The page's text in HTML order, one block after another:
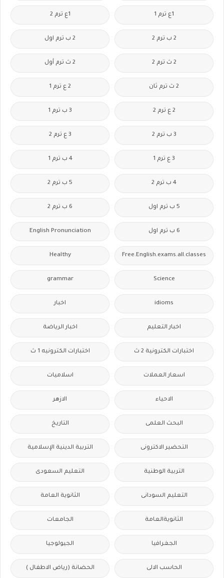
1ع ترم 1 1ع ترم 2
2 ب ترم 2 2 ب ترم اول
2 ث ترم 2 2 ث ترم أول
2 ث ترم ثان 2 ع ترم 1
2 ع ترم 2 3 ب ترم 1
3 ب ترم 2 3 ع ترم 2
3 ع ترم 1 4 ب ترم 1
4 ب ترم 2 5 ب ترم 2
5 ب ترم اول 6 ب ترم 2
6 ب ترم اول English Pronunciation
Free.English.exams.all.classes
Healthy
Science
grammar
idioms اخبار
اخبار التعليم اخبار الرياضة
اختبارات الكترونية 2 ث اختبارات الكترونيه 1 ث
اسعار العملات اسلاميات
الاحياء الازهر
البحث العلمى التاريخ
التحضير الاكترونى التربية الدينية الإسلامية
التربية الوطنية التعليم السعودى
التعليم السودانى الثانوية العامة
الثانويةالعامة الجامعات
الجغرافيا الجيولوجيا
الحاسب الالى الحضانة (رياض الاطفال )